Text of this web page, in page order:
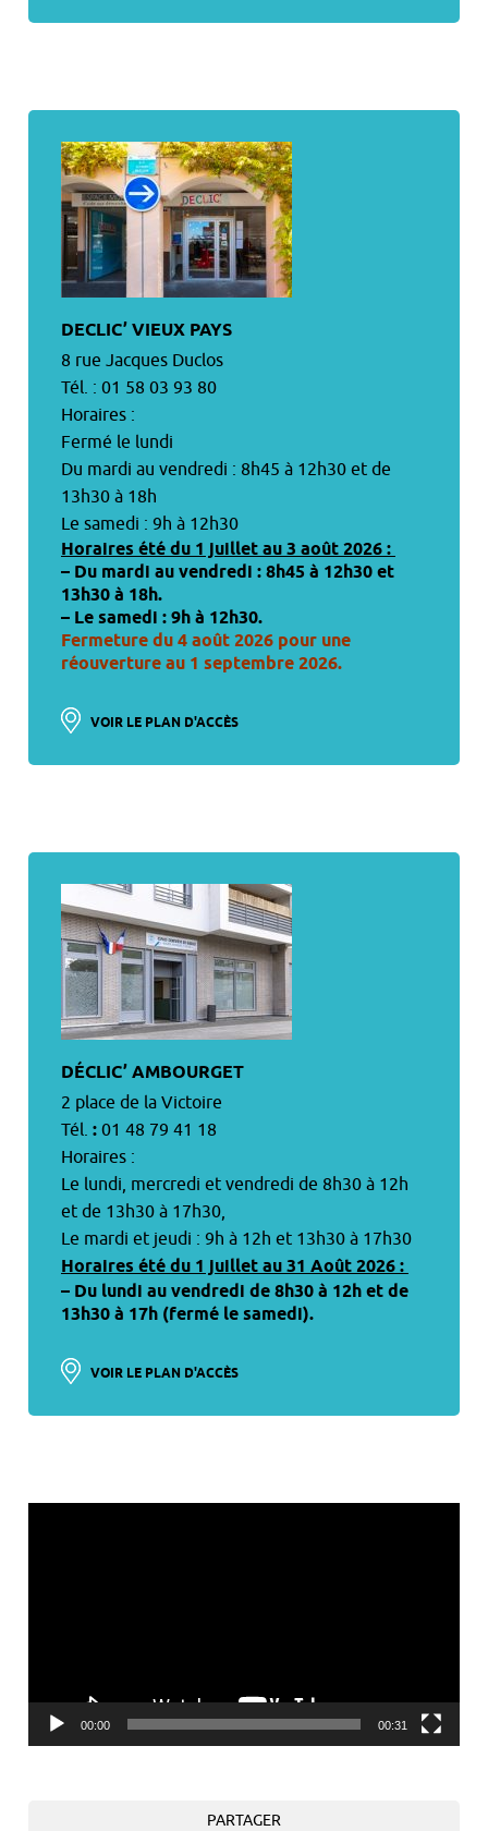
DECLIC’ VIEUX PAYS
8 rue Jacques Duclos
Tél. : 01 58 03 93 80
Horaires :
Fermé le lundi
Du mardi au vendredi : 8h45 à 12h30 et de
13h30 à 18h
Le samedi : 9h à 12h30
Horaires été du 1 juillet au 3 août 2026 :
– Du mardi au vendredi : 8h45 à 12h30 et
13h30 à 18h.
– Le samedi : 9h à 12h30.
Fermeture du 4 août 2026 pour une
réouverture au 1 septembre 2026.
VOIR LE PLAN D'ACCÈS
DÉCLIC’ AMBOURGET
2 place de la Victoire
Tél. : 01 48 79 41 18
Horaires :
Le lundi, mercredi et vendredi de 8h30 à 12h
et de 13h30 à 17h30,
Le mardi et jeudi : 9h à 12h et 13h30 à 17h30
Horaires été du 1 juillet au 31 Août 2026 :
– Du lundi au vendredi de 8h30 à 12h et de
13h30 à 17h (fermé le samedi).
VOIR LE PLAN D'ACCÈS
00:00 00:31
PARTAGER